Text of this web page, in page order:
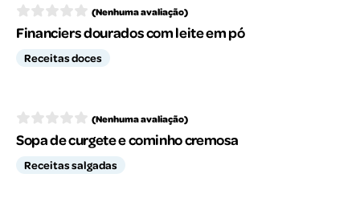
(Nenhuma avaliação)
Financiers dourados com leite em pó
Receitas doces
(Nenhuma avaliação)
Sopa de curgete e cominho cremosa
Receitas salgadas